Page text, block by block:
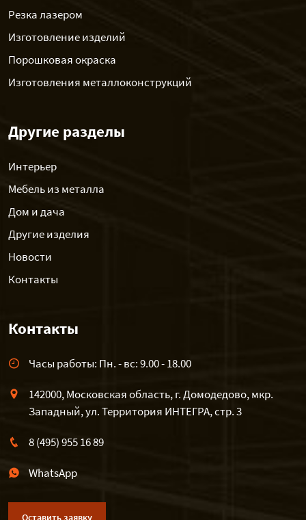
Резка лазером
Изготовление изделий
Порошковая окраска
Изготовления металлоконструкций
Другие разделы
Интерьер
Мебель из металла
Дом и дача
Другие изделия
Новости
Контакты
Контакты
Часы работы: Пн. - вс: 9.00 - 18.00
142000, Московская область, г. Домодедово, мкр.
Западный, ул. Территория ИНТЕГРА, стр. 3
8 (495) 955 16 89
WhatsApp
Оставить заявку